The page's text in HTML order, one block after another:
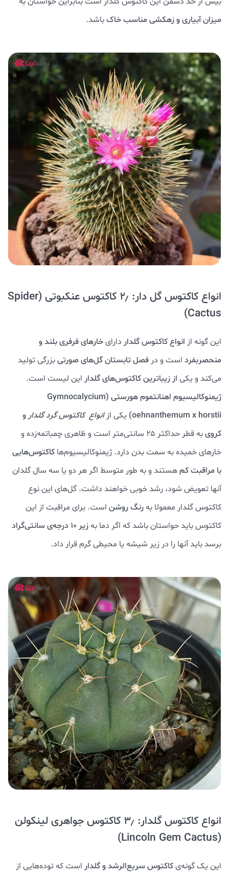
میزان آبیاری و زهکشی مناسب خاکباشد.
انواع کاکتوس گل دار: ۲٫ کاکتوس عنکبوتی (Spider
Cactus)
این گونه از انواع کاکتوس گلدار دارایخارهای فرفری بلند و
منحصربفرد است و در فصل تابستان گل‌های صورتیبزرگی تولید
می‌کند و یکی از زیباترین کاکتوس‌های گلدار این لیست است.
ژیمنوکالیسیوم اهنانتموم هورستی (Gymnocalycium
oehnanthemum x horstii) یکی ازانواع کاکتوس گرد گلدار و
کروی
به قطر حداکثر ۲۵ سانتی‌متر است و ظاهری چمباتمه‌زده و
خارهای خمیده به سمت بدن دارد. ژیمنوکالیسیوم‌ها کاکتوس‌هایی
با مراقبت کمهستند و به طور متوسط اگر هر دو یا سه سال گلدان
آنها تعویض شود، رشد خوبی خواهند داشت. گل‌های این نوع
کاکتوس گلدار معمولا بهرنگ روشن است. برای مراقبت از این
کاکتوس باید حواستان باشد که اگر دما بهزیر ۱۰ درجه‌ی سانتی‌گراد
برسد باید آنها را در زیر شیشه یا محیطی گرم قرار داد.
انواع کاکتوس گلدار: ۳٫ کاکتوس جواهری لینکولن
(Lincoln Gem Cactus)
این یک گونه‌یکاکتوس سریع‌الرشد و گلدار است که توده‌هایی از